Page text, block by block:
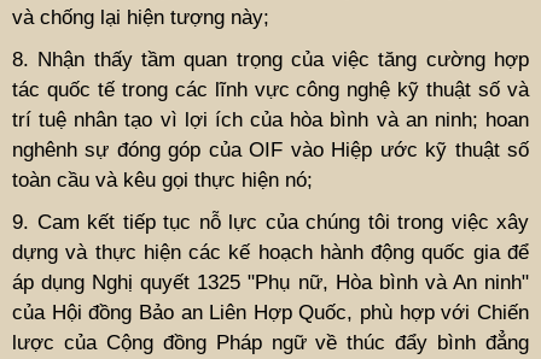
và chống lại hiện tượng này;
8. Nhận thấy tầm quan trọng của việc tăng cường hợp
tác quốc tế trong các lĩnh vực công nghệ kỹ thuật số và
trí tuệ nhân tạo vì lợi ích của hòa bình và an ninh; hoan
nghênh sự đóng góp của OIF vào Hiệp ước kỹ thuật số
toàn cầu và kêu gọi thực hiện nó;
9. Cam kết tiếp tục nỗ lực của chúng tôi trong việc xây
dựng và thực hiện các kế hoạch hành động quốc gia để
áp dụng Nghị quyết 1325 "Phụ nữ, Hòa bình và An ninh"
của Hội đồng Bảo an Liên Hợp Quốc, phù hợp với Chiến
lược của Cộng đồng Pháp ngữ về thúc đẩy bình đẳng